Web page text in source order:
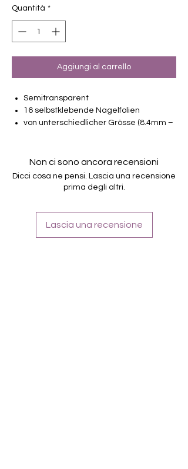
Quantità *
Aggiungi al carrello
Semitransparent
16 selbstklebende Nagelfolien
von unterschiedlicher Grösse (8.4mm –
Halten bis zu 14 Tage
Farbe: Rosé-Semi, leichter Hologlitter
Non ci sono ancora recensioni
Dicci cosa ne pensi. Lascia una recensione
prima degli altri.
Lascia una recensione